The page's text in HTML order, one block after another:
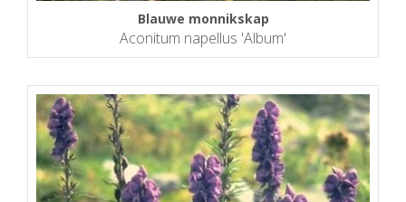
Blauwe monnikskap
Aconitum napellus 'Album'